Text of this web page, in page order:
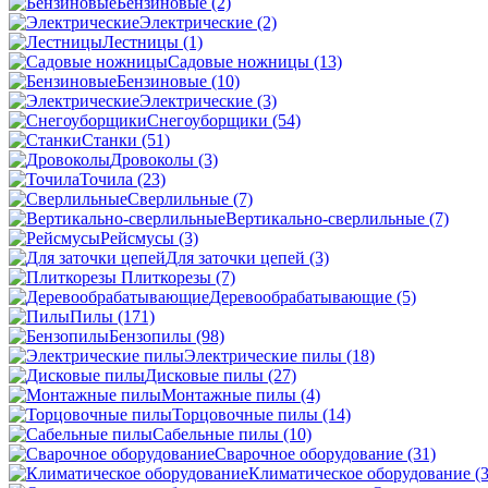
Электрические (2)
Лестницы (1)
Садовые ножницы (13)
Бензиновые (10)
Электрические (3)
Снегоуборщики (54)
Станки (51)
Дровоколы (3)
Точила (23)
Сверлильные (7)
Вертикально-сверлильные (7)
Рейсмусы (3)
Для заточки цепей (3)
Плиткорезы (7)
Деревообрабатывающие (5)
Пилы (171)
Бензопилы (98)
Электрические пилы (18)
Дисковые пилы (27)
Монтажные пилы (4)
Торцовочные пилы (14)
Сабельные пилы (10)
Сварочное оборудование (31)
Климатическое оборудование